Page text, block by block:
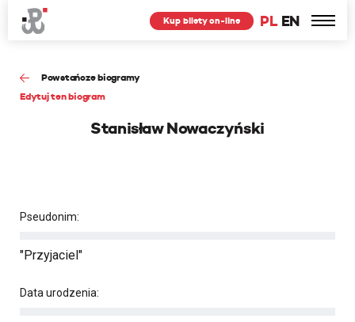
PL EN
Kup bilety on-line
Powstańcze biogramy
Edytuj ten biogram
Stanisław Nowaczyński
Pseudonim:
"Przyjaciel"
Data urodzenia: